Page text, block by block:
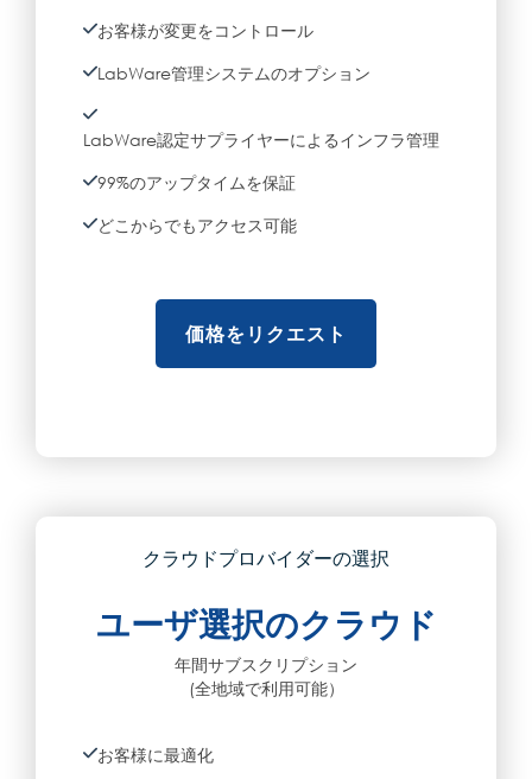
お客様が変更をコントロール
LabWare管理システムのオプション
LabWare認定サプライヤーによるインフラ管理
99%のアップタイムを保証
どこからでもアクセス可能
価格をリクエスト
クラウドプロバイダーの選択
ユーザ選択のクラウド
年間サブスクリプション
(全地域で利用可能）
お客様に最適化